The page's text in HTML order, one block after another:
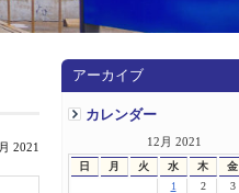
アーカイブ
カレンダー
12月 2021
日 月 火 水 木 金
1 2 3
2021